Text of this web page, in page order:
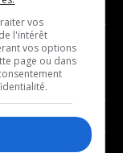
franco
vos
l'intérêt
vos options
page ou dans